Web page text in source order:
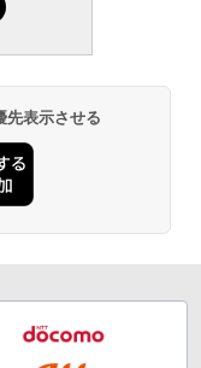
先表示させる